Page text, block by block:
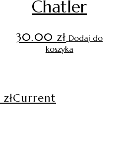
złCurrent
Chatler
30.00zł Dodaj do
koszyka